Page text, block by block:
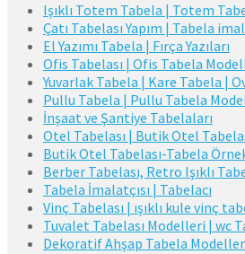
Işıklı Totem Tabela | Totem
Çatı Tabelası Yapım | Tabela
El Yazımı Tabela | Fırça Yazıları
Ofis Tabelası | Ofis Tabela
Yuvarlak Tabela | Kare Tabela |
Pullu Tabela | Pullu Tabela
İnşaat ve Şantiye Tabelaları
Otel Tabelası | Butik Otel
Butik Otel Tabelası-Tabela
Berber Tabelası, Retro Işıklı
Tabela İmalatçısı | Tabelacı
Vinç Tabelası | ışıklı kule vinç
Tuvalet Tabelası Modelleri | wc
Dekoratif Ahşap Tabela